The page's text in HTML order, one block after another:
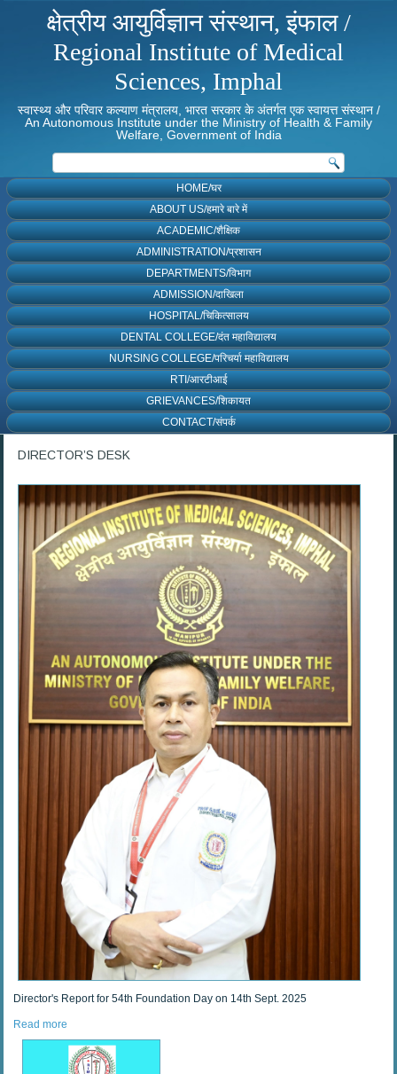
क्षेत्रीय आयुर्विज्ञान संस्थान, इंफाल /
Regional Institute of Medical
Sciences, Imphal
स्वास्थ्य और परिवार कल्याण मंत्रालय, भारत सरकार के अंतर्गत एक स्वायत्त संस्थान /
An Autonomous Institute under the Ministry of Health & Family
Welfare, Government of India
HOME/घर
ABOUT US/हमारे बारे में
ACADEMIC/शैक्षिक
ADMINISTRATION/प्रशासन
DEPARTMENTS/विभाग
ADMISSION/दाखिला
HOSPITAL/चिकित्सालय
DENTAL COLLEGE/दंत महाविद्यालय
NURSING COLLEGE/परिचर्या महाविद्यालय
RTI/आरटीआई
GRIEVANCES/शिकायत
CONTACT/संपर्क
DIRECTOR’S DESK
Director's Report for 54th Foundation Day on 14th Sept. 2025
Read more